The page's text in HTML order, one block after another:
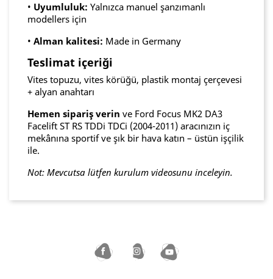
• Uyumluluk: Yalnızca manuel şanzımanlı
modellers için
• Alman kalitesi: Made in Germany
Teslimat içeriği
Vites topuzu, vites körüğü, plastik montaj çerçevesi
+ alyan anahtarı
Hemen sipariş verin ve Ford Focus MK2 DA3
Facelift ST RS TDDi TDCi (2004-2011) aracınızın iç
mekânına sportif ve şık bir hava katın – üstün işçilik
ile.
Not: Mevcutsa lütfen kurulum videosunu inceleyin.